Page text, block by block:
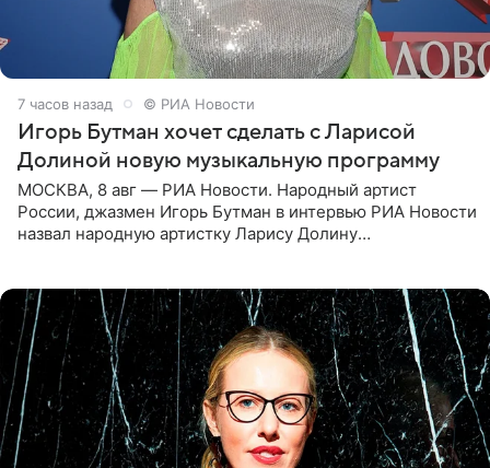
7 часов назад © РИА Новости
Игорь Бутман хочет сделать с Ларисой
Долиной новую музыкальную программу
МОСКВА, 8 авг — РИА Новости. Народный артист
России, джазмен Игорь Бутман в интервью РИА Новости
назвал народную артистку Ларису Долину